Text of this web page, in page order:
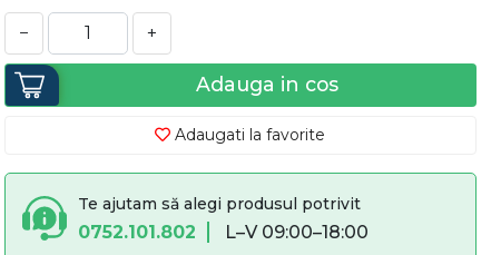
− +
Adauga in cos
Adaugati la favorite
Te ajutam să alegi produsul potrivit
0752.101.802 L–V 09:00–18:00